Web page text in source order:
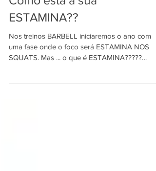
Como está a sua
ESTAMINA??
uma fase onde o foco será ESTAMINA NOS